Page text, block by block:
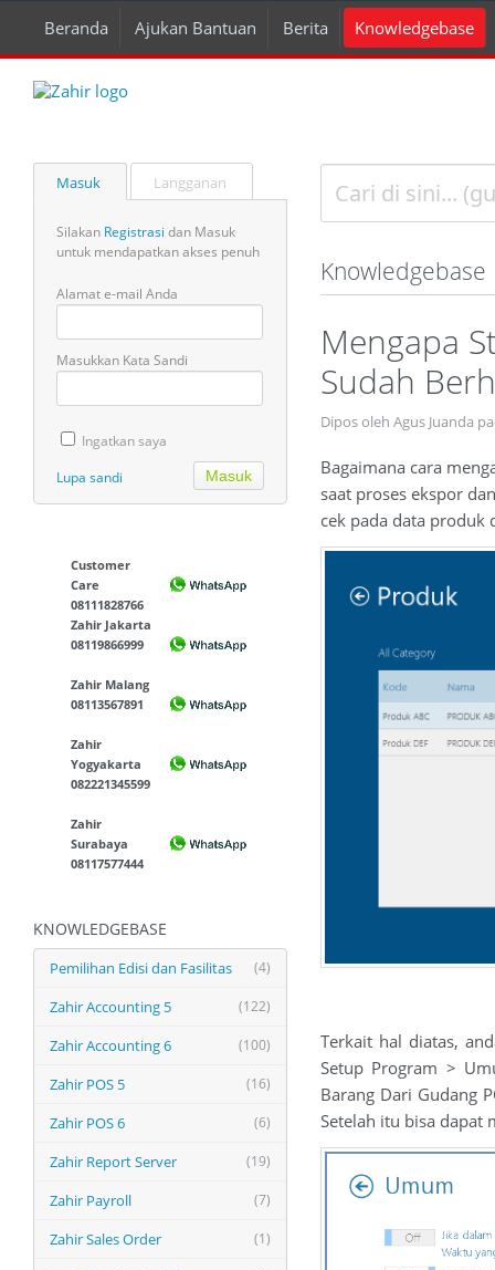
Beranda Ajukan Bantuan Berita Knowledgebase
Masuk Langganan
Silakan Registrasi dan Masuk
untuk mendapatkan akses penuh
Alamat e-mail Anda
Masukkan Kata Sandi
Ingatkan saya
Lupa sandi
Customer
Care
08111828766
Zahir Jakarta
08119866999
Zahir Malang
08113567891
Zahir
Yogyakarta
082221345599
Zahir
Surabaya
08117577444
KNOWLEDGEBASE
(4)
Pemilihan Edisi dan Fasilitas
(122)
Zahir Accounting 5
(100)
Zahir Accounting 6
(16)
Zahir POS 5
(6)
Zahir POS 6
(19)
Zahir Report Server
(7)
Zahir Payroll
(1)
Zahir Sales Order
Knowledgebase
Mengapa
Sudah
Dipos oleh Agus Juanda
Bagaimana cara
saat proses ekspor
cek pada data produk
Terkait hal diatas,
Setup Program >
Barang Dari Gudang
Setelah itu bisa dapat